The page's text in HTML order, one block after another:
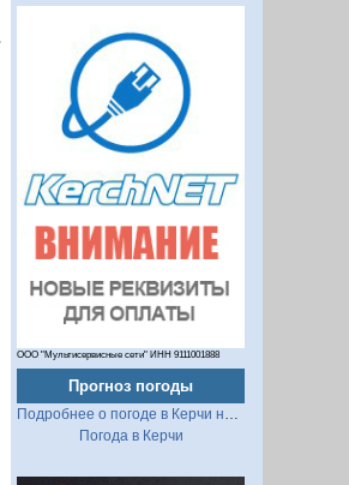
ООО "Мультисервисные сети" ИНН 9111001888
Прогноз погоды
Подробнее о погоде в Керчи на 2 недели
Погода в Керчи